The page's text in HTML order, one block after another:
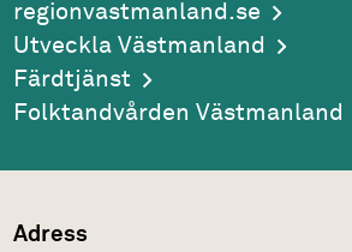
regionvastmanland.se
Utveckla Västmanland
Färdtjänst
Folktandvården Västmanland
Adress